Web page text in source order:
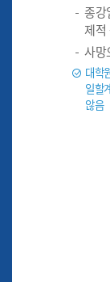
종강
제적
사망
대학
일할
않음